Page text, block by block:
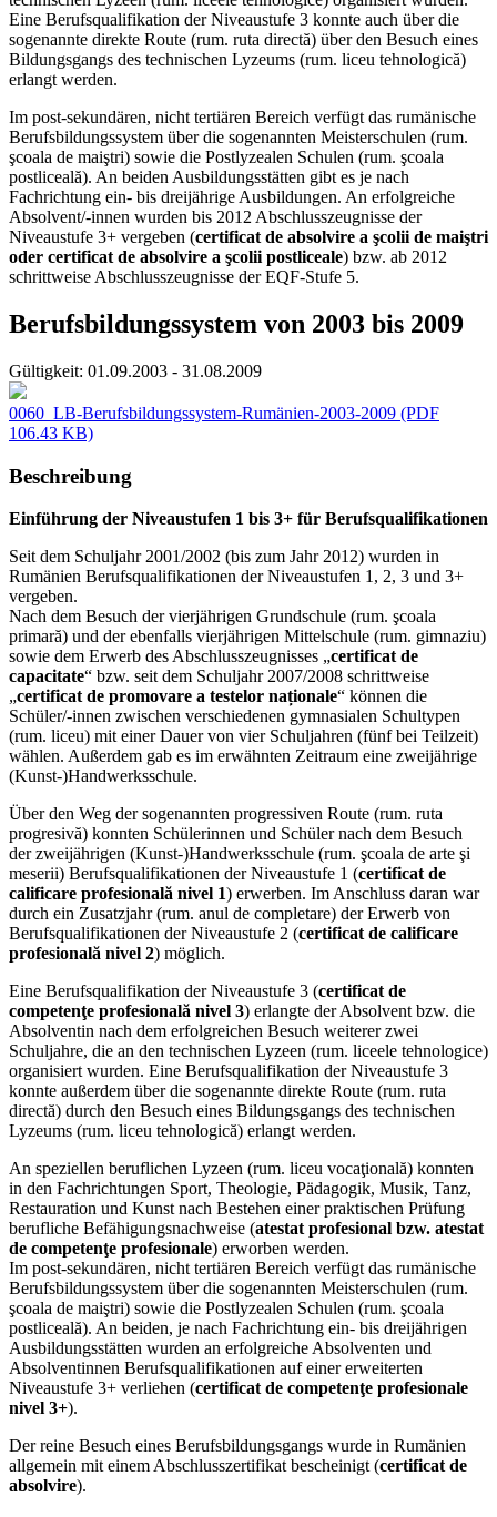
Eine Berufsqualifikation der Niveaustufe 3 konnte auch über die
sogenannte direkte Route (rum. ruta directă) über den Besuch eines
Bildungsgangs des technischen Lyzeums (rum. liceu tehnologică)
erlangt werden.
Im post-sekundären, nicht tertiären Bereich verfügt das rumänische
Berufsbildungssystem über die sogenannten Meisterschulen (rum.
şcoala de maiştri) sowie die Postlyzealen Schulen (rum. şcoala
postliceală). An beiden Ausbildungsstätten gibt es je nach
Fachrichtung ein- bis dreijährige Ausbildungen. An erfolgreiche
Absolvent/-innen wurden bis 2012 Abschlusszeugnisse der
Niveaustufe 3+ vergeben (certificat de absolvire a şcolii de maiştri
oder certificat de absolvire a şcolii postliceale) bzw. ab 2012
schrittweise Abschlusszeugnisse der EQF-Stufe 5.
Berufsbildungssystem von 2003 bis 2009
Gültigkeit: 01.09.2003 - 31.08.2009
0060_LB-Berufsbildungssystem-Rumänien-2003-2009 (PDF
106.43 KB)
Beschreibung
Einführung der Niveaustufen 1 bis 3+ für Berufsqualifikationen
Seit dem Schuljahr 2001/2002 (bis zum Jahr 2012) wurden in
Rumänien Berufsqualifikationen der Niveaustufen 1, 2, 3 und 3+
vergeben.
Nach dem Besuch der vierjährigen Grundschule (rum. şcoala
primară) und der ebenfalls vierjährigen Mittelschule (rum. gimnaziu)
sowie dem Erwerb des Abschlusszeugnisses „certificat de
capacitate“ bzw. seit dem Schuljahr 2007/2008 schrittweise
„certificat de promovare a testelor naționale“ können die
Schüler/-innen zwischen verschiedenen gymnasialen Schultypen
(rum. liceu) mit einer Dauer von vier Schuljahren (fünf bei Teilzeit)
wählen. Außerdem gab es im erwähnten Zeitraum eine zweijährige
(Kunst-)Handwerksschule.
Über den Weg der sogenannten progressiven Route (rum. ruta
progresivă) konnten Schülerinnen und Schüler nach dem Besuch
der zweijährigen (Kunst-)Handwerksschule (rum. şcoala de arte şi
meserii) Berufsqualifikationen der Niveaustufe 1 (certificat de
calificare profesională nivel 1) erwerben. Im Anschluss daran war
durch ein Zusatzjahr (rum. anul de completare) der Erwerb von
Berufsqualifikationen der Niveaustufe 2 (certificat de calificare
profesională nivel 2) möglich.
Eine Berufsqualifikation der Niveaustufe 3 (certificat de
competenţe profesională nivel 3) erlangte der Absolvent bzw. die
Absolventin nach dem erfolgreichen Besuch weiterer zwei
Schuljahre, die an den technischen Lyzeen (rum. liceele tehnologice)
organisiert wurden. Eine Berufsqualifikation der Niveaustufe 3
konnte außerdem über die sogenannte direkte Route (rum. ruta
directă) durch den Besuch eines Bildungsgangs des technischen
Lyzeums (rum. liceu tehnologică) erlangt werden.
An speziellen beruflichen Lyzeen (rum. liceu vocaţională) konnten
in den Fachrichtungen Sport, Theologie, Pädagogik, Musik, Tanz,
Restauration und Kunst nach Bestehen einer praktischen Prüfung
berufliche Befähigungsnachweise (atestat profesional bzw. atestat
de competenţe profesionale) erworben werden.
Im post-sekundären, nicht tertiären Bereich verfügt das rumänische
Berufsbildungssystem über die sogenannten Meisterschulen (rum.
şcoala de maiştri) sowie die Postlyzealen Schulen (rum. şcoala
postliceală). An beiden, je nach Fachrichtung ein- bis dreijährigen
Ausbildungsstätten wurden an erfolgreiche Absolventen und
Absolventinnen Berufsqualifikationen auf einer erweiterten
Niveaustufe 3+ verliehen (certificat de competenţe profesionale
nivel 3+).
Der reine Besuch eines Berufsbildungsgangs wurde in Rumänien
allgemein mit einem Abschlusszertifikat bescheinigt (certificat de
absolvire).